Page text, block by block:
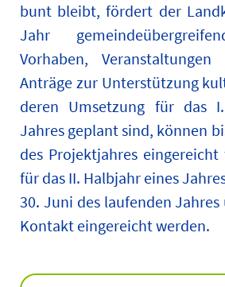
bunt bleibt, fördert der
Jahr
Vorhaben,
Anträge zur Unterstützung
deren Umsetzung für das
Jahres geplant sind, können
des Projektjahres
für das II. Halbjahr eines
30. Juni des laufenden
Kontakt eingereicht werden.